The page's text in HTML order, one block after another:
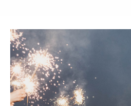
Свадьбы до 800 тыс. руб
Свадьбы от 800 до 1 млн тыс.
руб
Свадьбы от 1 млн руб
АКЦИИ
House for Wedding
Написать в WhatsApp:
+7(964)777-84-74